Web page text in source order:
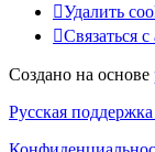
Удалить
Связаться
Создано на основе
Русская